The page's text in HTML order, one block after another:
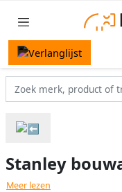
Stanley
Meer lezen